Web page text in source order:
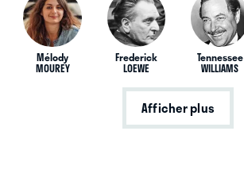
Mélody
MOUREY
Frederick
LOEWE
Tennessee
WILLIAMS
Afficher plus